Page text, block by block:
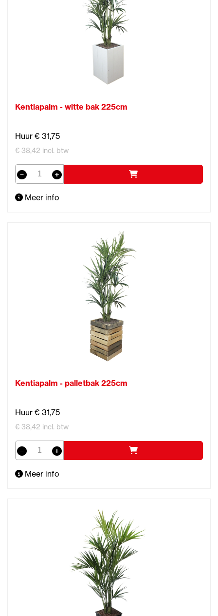
Kentiapalm - witte bak 225cm
Huur € 31,75
€ 38,42 incl. btw
Meer info
Kentiapalm - palletbak 225cm
Huur € 31,75
€ 38,42 incl. btw
Meer info